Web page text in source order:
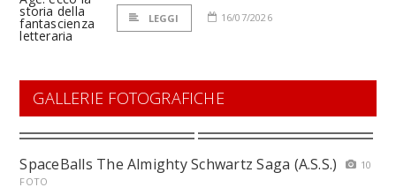
LEGGI 16/07/2026
GALLERIE FOTOGRAFICHE
SpaceBalls The Almighty Schwartz Saga (A.S.S.)
10
FOTO